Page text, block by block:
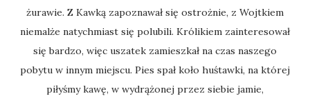
żurawie. Z Kawką zapoznawał się ostrożnie, z Wojtkiem
niemalże natychmiast się polubili. Królikiem zainteresował
się bardzo, więc uszatek zamieszkał na czas naszego
pobytu w innym miejscu. Pies spał koło huśtawki, na której
piłyśmy kawę, w wydrążonej przez siebie jamie,